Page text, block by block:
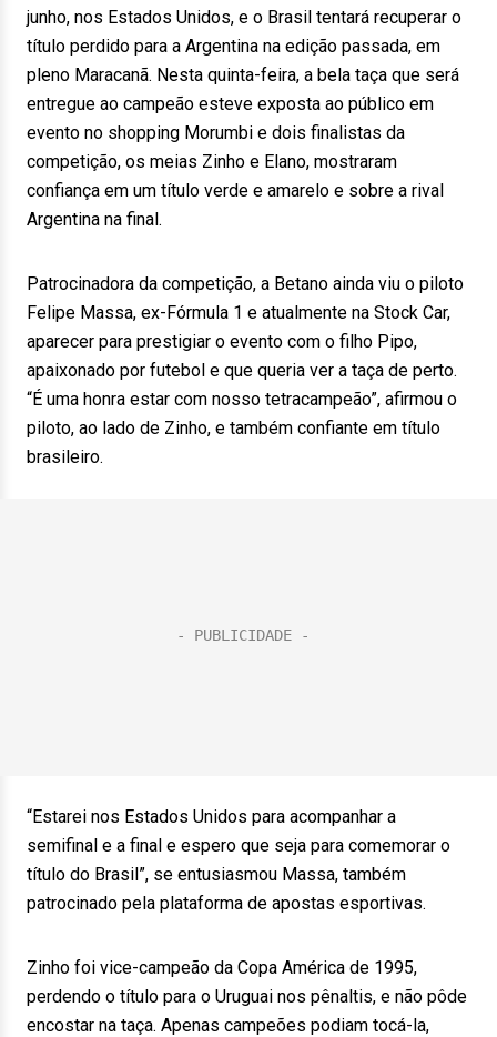
junho, nos Estados Unidos, e o Brasil tentará recuperar o
título perdido para a Argentina na edição passada, em
pleno Maracanã. Nesta quinta-feira, a bela taça que será
entregue ao campeão esteve exposta ao público em
evento no shopping Morumbi e dois finalistas da
competição, os meias Zinho e Elano, mostraram
confiança em um título verde e amarelo e sobre a rival
Argentina na final.
Patrocinadora da competição, a Betano ainda viu o piloto
Felipe Massa, ex-Fórmula 1 e atualmente na Stock Car,
aparecer para prestigiar o evento com o filho Pipo,
apaixonado por futebol e que queria ver a taça de perto.
“É uma honra estar com nosso tetracampeão”, afirmou o
piloto, ao lado de Zinho, e também confiante em título
brasileiro.
“Estarei nos Estados Unidos para acompanhar a
semifinal e a final e espero que seja para comemorar o
título do Brasil”, se entusiasmou Massa, também
patrocinado pela plataforma de apostas esportivas.
Zinho foi vice-campeão da Copa América de 1995,
perdendo o título para o Uruguai nos pênaltis, e não pôde
encostar na taça. Apenas campeões podiam tocá-la,